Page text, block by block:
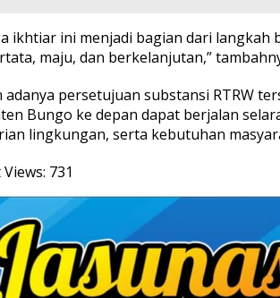
ikhtiar ini menjadi bagian dari langkah
maju, dan berkelanjutan,”
adanya persetujuan substansi RTRW
Bungo ke depan dapat berjalan
lingkungan, serta kebutuhan
731